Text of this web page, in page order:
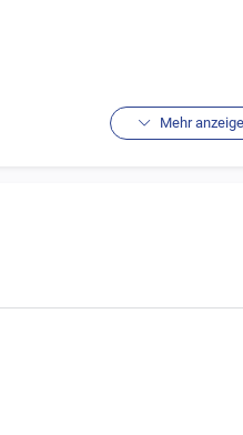
Motorrad immer für EINE
Mehr